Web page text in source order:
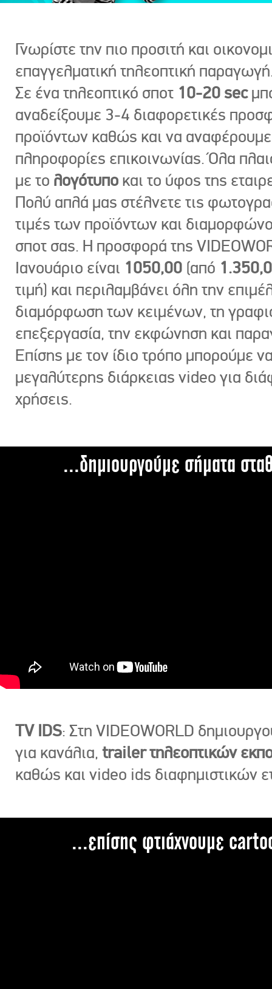
Γνωρίστε την πιο προσιτή και
επαγγελματική τηλεοπτική
Σε ένα τηλεοπτικό σποτ 10-20 sec
αναδείξουμε 3-4 διαφορετικές
προϊόντων καθώς και να
πληροφορίες επικοινωνίας. Όλα
με το λογότυπο και το ύφος της
Πολύ απλά μας στέλνετε τις
τιμές των προϊόντων και
σποτ σας. Η προσφορά της
Ιανουάριο είναι 1050,00 (από
τιμή) και περιλαμβάνει όλη την
διαμόρφωση των κειμένων, τη
επεξεργασία, την εκφώνηση και
Επίσης με τον ίδιο τρόπο μπορούμε
μεγαλύτερης διάρκειας video για
χρήσεις.
...δημιουργούμε σήματα
TV IDS: Στη VIDEOWORLD
για κανάλια, trailer τηλεοπτικών
καθώς και video ids διαφημιστικών
...επίσης φτιάχνουμε